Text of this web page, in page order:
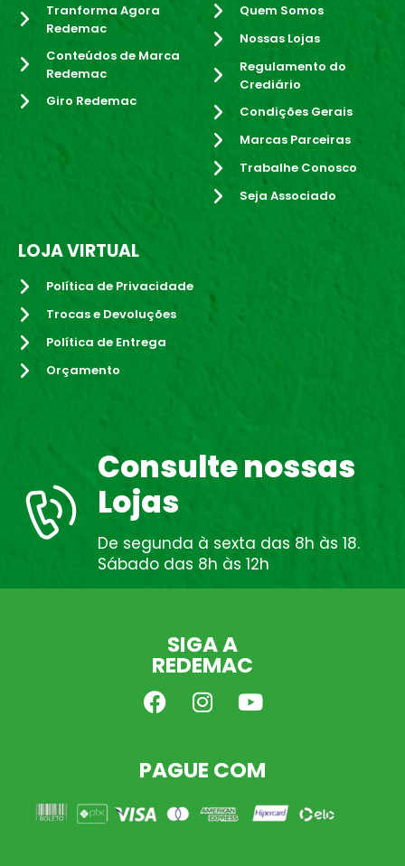
Tranforma Agora
Redemac
Conteúdos de Marca
Redemac
Giro Redemac
Quem Somos
Nossas Lojas
Regulamento do
Crediário
Condições Gerais
Marcas Parceiras
Trabalhe Conosco
Seja Associado
LOJA VIRTUAL
Política de Privacidade
Trocas e Devoluções
Política de Entrega
Orçamento
Consulte nossas
Lojas
De segunda à sexta das 8h às 18.
Sábado das 8h às 12h
SIGA A
REDEMAC
PAGUE COM